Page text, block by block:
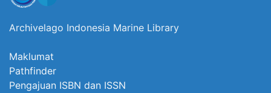
Archivelago Indonesia Marine Library
Maklumat
Pathfinder
Pengajuan ISBN dan ISSN